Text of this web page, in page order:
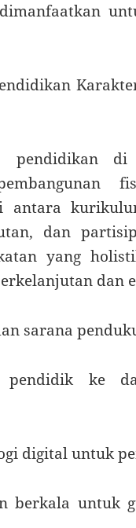
pendidikan
antara
dan
yang
dan
sarana
pendidik ke
digital untuk
berkala untuk